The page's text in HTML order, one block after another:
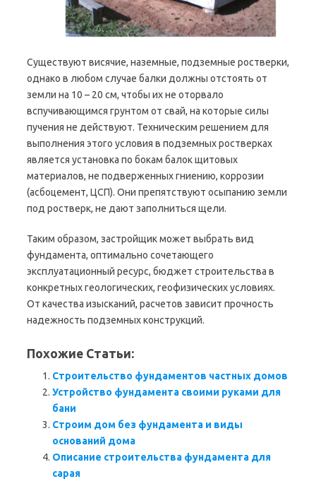
Существуют висячие, наземные, подземные ростверки,
однако в любом случае балки должны отстоять от
земли на 10 – 20 см, чтобы их не оторвало
вспучивающимся грунтом от свай, на которые силы
пучения не действуют. Техническим решением для
выполнения этого условия в подземных ростверках
является установка по бокам балок щитовых
материалов, не подверженных гниению, коррозии
(асбоцемент, ЦСП). Они препятствуют осыпанию земли
под ростверк, не дают заполниться щели.
Таким образом, застройщик может выбрать вид
фундамента, оптимально сочетающего
эксплуатационный ресурс, бюджет строительства в
конкретных геологических, геофизических условиях.
От качества изысканий, расчетов зависит прочность
надежность подземных конструкций.
Похожие Статьи:
Строительство фундаментов частных домов
Устройство фундамента своими руками для
бани
Строим дом без фундамента и виды
оснований дома
Описание строительства фундамента для
сарая